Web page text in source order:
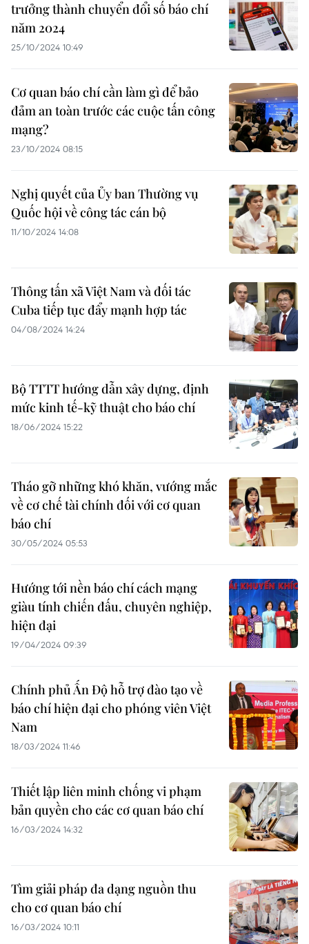
trưởng thành chuyển đổi số báo chí
năm 2024
25/10/2024 10:49
Cơ quan báo chí cần làm gì để bảo
đảm an toàn trước các cuộc tấn công
mạng?
23/10/2024 08:15
Nghị quyết của Ủy ban Thường vụ
Quốc hội về công tác cán bộ
11/10/2024 14:08
Thông tấn xã Việt Nam và đối tác
Cuba tiếp tục đẩy mạnh hợp tác
04/08/2024 14:24
Bộ TTTT hướng dẫn xây dựng, định
mức kinh tế-kỹ thuật cho báo chí
18/06/2024 15:22
Tháo gỡ những khó khăn, vướng mắc
về cơ chế tài chính đối với cơ quan
báo chí
30/05/2024 05:53
Hướng tới nền báo chí cách mạng
giàu tính chiến đấu, chuyên nghiệp,
hiện đại
19/04/2024 09:39
Chính phủ Ấn Độ hỗ trợ đào tạo về
báo chí hiện đại cho phóng viên Việt
Nam
18/03/2024 11:46
Thiết lập liên minh chống vi phạm
bản quyền cho các cơ quan báo chí
16/03/2024 14:32
Tìm giải pháp đa dạng nguồn thu
cho cơ quan báo chí
16/03/2024 10:11